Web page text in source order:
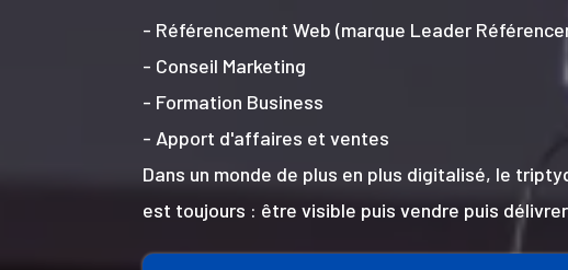
- Référencement Web (marque Leader
- Conseil Marketing
- Formation Business
- Apport d'affaires et ventes
Dans un monde de plus en plus digitalisé, le
est toujours : être visible puis vendre puis